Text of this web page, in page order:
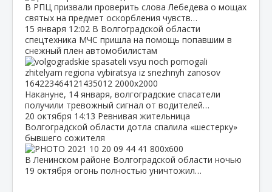
В РПЦ призвали проверить слова Лебедева о мощах
святых на предмет оскорбления чувств…
15 января 12:02 В Волгоградской области
спецтехника МЧС пришла на помощь попавшим в
снежный плен автомобилистам
Накануне, 14 января, волгоградские спасатели
получили тревожный сигнал от водителей…
20 октября 14:13 Ревнивая жительница
Волгоградской области дотла спалила «шестерку»
бывшего сожителя
В Ленинском районе Волгоградской области ночью
19 октября огонь полностью уничтожил…